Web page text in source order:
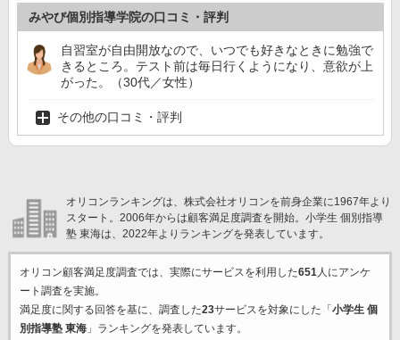
みやび個別指導学院の口コミ・評判
自習室が自由開放なので、いつでも好きなときに勉強で
きるところ。テスト前は毎日行くようになり、意欲が上
がった。（30代／女性）
その他の口コミ・評判
オリコンランキングは、株式会社オリコンを前身企業に1967年より
スタート。2006年からは顧客満足度調査を開始。小学生 個別指導
塾 東海は、2022年よりランキングを発表しています。
オリコン顧客満足度調査では、実際にサービスを利用した651人にアンケ
ート調査を実施。
満足度に関する回答を基に、調査した23サービスを対象にした「 小学生 個
別指導塾 東海」ランキングを発表しています。